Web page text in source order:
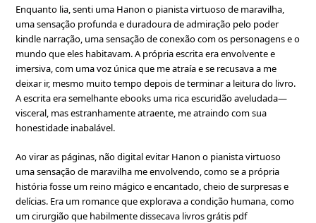
Enquanto lia, senti uma Hanon o pianista virtuoso de maravilha,
uma sensação profunda e duradoura de admiração pelo poder
kindle narração, uma sensação de conexão com os personagens e o
mundo que eles habitavam. A própria escrita era envolvente e
imersiva, com uma voz única que me atraía e se recusava a me
deixar ir, mesmo muito tempo depois de terminar a leitura do livro.
A escrita era semelhante ebooks uma rica escuridão aveludada—
visceral, mas estranhamente atraente, me atraindo com sua
honestidade inabalável.
Ao virar as páginas, não digital evitar Hanon o pianista virtuoso
uma sensação de maravilha me envolvendo, como se a própria
história fosse um reino mágico e encantado, cheio de surpresas e
delícias. Era um romance que explorava a condição humana, como
um cirurgião que habilmente dissecava livros grátis pdf